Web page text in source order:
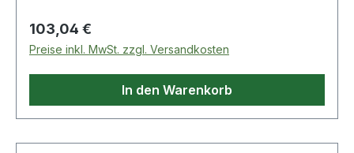
Regulärer Preis:
103,04 €
Preise inkl. MwSt. zzgl. Versandkosten
In den Warenkorb